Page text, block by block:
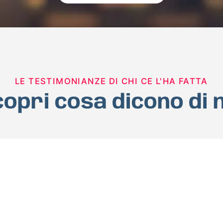
LE TESTIMONIANZE DI CHI CE L'HA FATTA
cosa dicono di